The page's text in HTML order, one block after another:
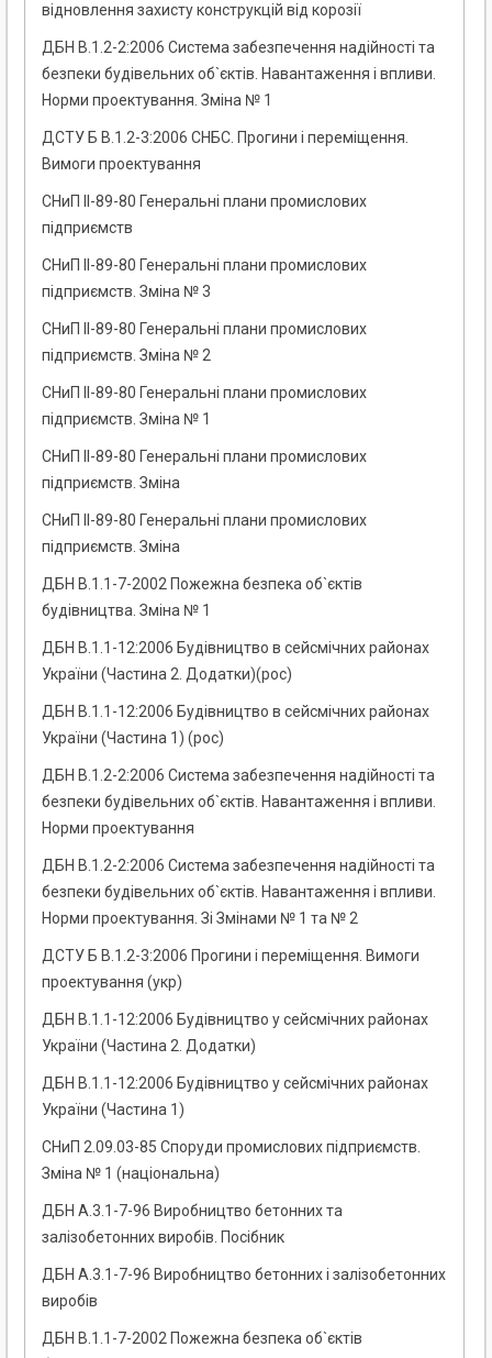
відновлення захисту конструкцій від корозії
ДБН В.1.2-2:2006 Система забезпечення надійності та
безпеки будівельних об`єктів. Навантаження і впливи.
Норми проектування. Зміна № 1
ДСТУ Б В.1.2-3:2006 СНБС. Прогини і переміщення.
Вимоги проектування
СНиП II-89-80 Генеральні плани промислових
підприємств
СНиП II-89-80 Генеральні плани промислових
підприємств. Зміна № 3
СНиП II-89-80 Генеральні плани промислових
підприємств. Зміна № 2
СНиП II-89-80 Генеральні плани промислових
підприємств. Зміна № 1
СНиП II-89-80 Генеральні плани промислових
підприємств. Зміна
СНиП II-89-80 Генеральні плани промислових
підприємств. Зміна
ДБН В.1.1-7-2002 Пожежна безпека об`єктів
будівництва. Зміна № 1
ДБН В.1.1-12:2006 Будівництво в сейсмічних районах
України (Частина 2. Додатки)(рос)
ДБН В.1.1-12:2006 Будівництво в сейсмічних районах
України (Частина 1) (рос)
ДБН В.1.2-2:2006 Система забезпечення надійності та
безпеки будівельних об`єктів. Навантаження і впливи.
Норми проектування
ДБН В.1.2-2:2006 Система забезпечення надійності та
безпеки будівельних об`єктів. Навантаження і впливи.
Норми проектування. Зі Змінами № 1 та № 2
ДСТУ Б В.1.2-3:2006 Прогини і переміщення. Вимоги
проектування (укр)
ДБН В.1.1-12:2006 Будівництво у сейсмічних районах
України (Частина 2. Додатки)
ДБН В.1.1-12:2006 Будівництво у сейсмічних районах
України (Частина 1)
СНиП 2.09.03-85 Споруди промислових підприємств.
Зміна № 1 (національна)
ДБН А.3.1-7-96 Виробництво бетонних та
залізобетонних виробів. Посібник
ДБН А.3.1-7-96 Виробництво бетонних і залізобетонних
виробів
ДБН В.1.1-7-2002 Пожежна безпека об`єктів